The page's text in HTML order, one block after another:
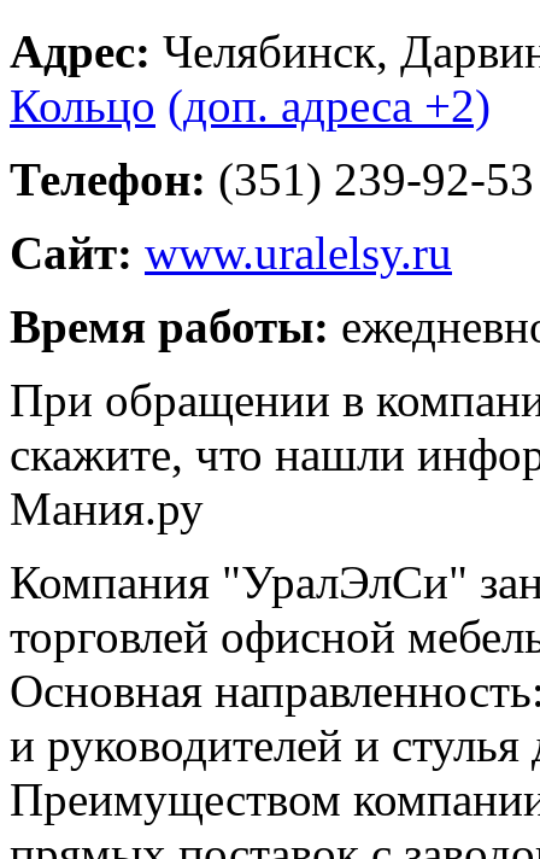
Адрес: Челябинск,
Кольцо (доп. адреса +2)
Телефон: (351) 239-92-53
Сайт: www.uralelsy.ru
Время работы:
При обращении в
скажите, что нашли
Мания.ру
Компания "УралЭлСи"
торговлей офисной
Основная
и руководителей и стулья
Преимуществом